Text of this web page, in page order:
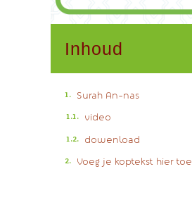
Inhoud
Surah An-nas
video
dowenload
Voeg je koptekst hier toe